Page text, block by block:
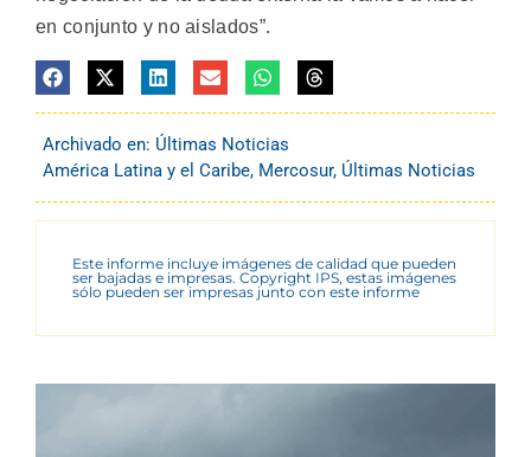
en conjunto y no aislados”.
Archivado en: Últimas Noticias
América Latina y el Caribe, Mercosur, Últimas Noticias
Este informe incluye imágenes de calidad que pueden
ser bajadas e impresas. Copyright IPS, estas imágenes
sólo pueden ser impresas junto con este informe